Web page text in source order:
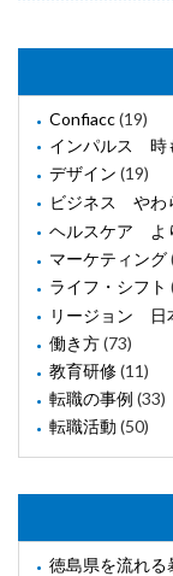
Confiacc(19)
インパルス 時
デザイン (19)
ビジネス やわ
ヘルスケア よ
マーケティング
ライフ・シフト
リージョン 日
働き方(73)
教育研修(11)
転職の事例 (33)
転職活動 (50)
徳島県を流れる